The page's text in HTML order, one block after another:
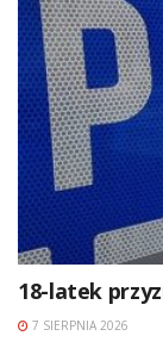
18-latek
7 SIERPNIA 2026